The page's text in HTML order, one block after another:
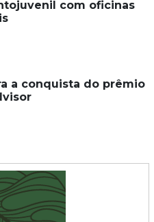
com oficinas
a conquista do prêmio